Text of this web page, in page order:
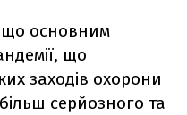
що основним
що
заходів охорони
серйозного та